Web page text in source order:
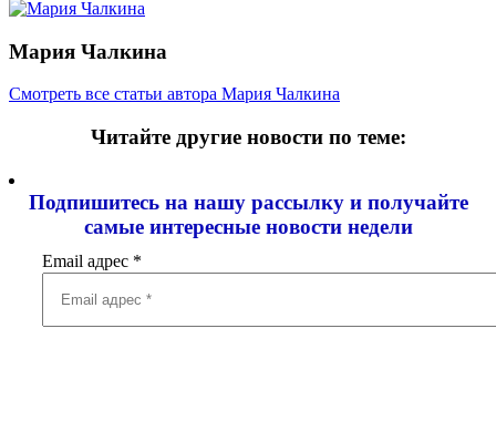
Мария Чалкина
Смотреть все статьи автора Мария Чалкина
Читайте другие новости по теме:
Подпишитесь на нашу рассылку и получайте
самые интересные новости недели
Email адрес *